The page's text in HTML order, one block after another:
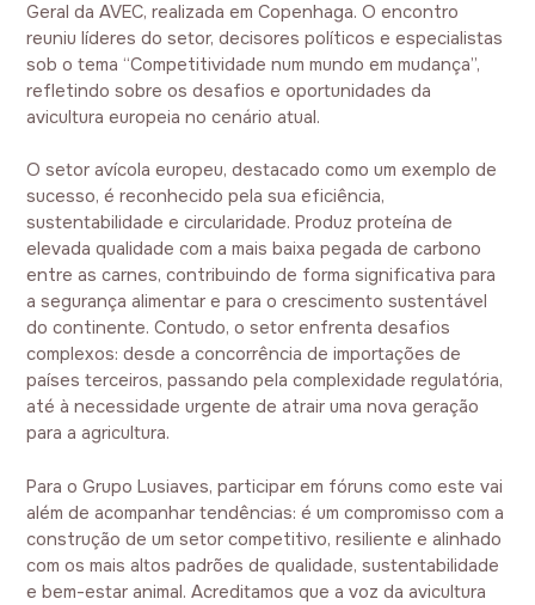
Geral da AVEC, realizada em Copenhaga. O encontro
reuniu líderes do setor, decisores políticos e especialistas
sob o tema “Competitividade num mundo em mudança”,
refletindo sobre os desafios e oportunidades da
avicultura europeia no cenário atual.
O setor avícola europeu, destacado como um exemplo de
sucesso, é reconhecido pela sua eficiência,
sustentabilidade e circularidade. Produz proteína de
elevada qualidade com a mais baixa pegada de carbono
entre as carnes, contribuindo de forma significativa para
a segurança alimentar e para o crescimento sustentável
do continente. Contudo, o setor enfrenta desafios
complexos: desde a concorrência de importações de
países terceiros, passando pela complexidade regulatória,
até à necessidade urgente de atrair uma nova geração
para a agricultura.
Para o Grupo Lusiaves, participar em fóruns como este vai
além de acompanhar tendências: é um compromisso com a
construção de um setor competitivo, resiliente e alinhado
com os mais altos padrões de qualidade, sustentabilidade
e bem-estar animal. Acreditamos que a voz da avicultura